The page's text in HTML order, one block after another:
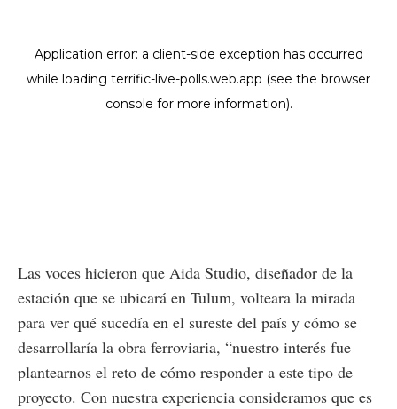
Las voces hicieron que Aida Studio, diseñador de la
estación que se ubicará en Tulum, volteara la mirada
para ver qué sucedía en el sureste del país y cómo se
desarrollaría la obra ferroviaria, “nuestro interés fue
plantearnos el reto de cómo responder a este tipo de
proyecto. Con nuestra experiencia consideramos que es